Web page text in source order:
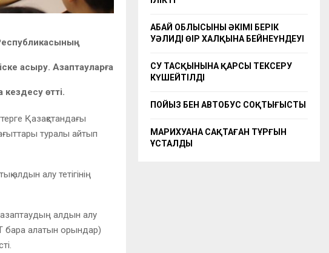
асыру. Азаптауларға
өтті.
Қазақстандағы
туралы айтып
алдын алу тетігінің
азаптаудың алдын алу
бара алатын орындар)
АБАЙ ОБЛЫСЫНЫҢ ӘКІМІ БЕРІК
УӘЛИДІҢ ӨҢІР ХАЛҚЫНА БЕЙНЕҮНДЕУІ
СУ ТАСҚЫНЫНА ҚАРСЫ ТЕКСЕРУ
КҮШЕЙТІЛДІ
ПОЙЫЗ БЕН АВТОБУС СОҚТЫҒЫСТЫ
МАРИХУАНА САҚТАҒАН ТҰРҒЫН
ҰСТАЛДЫ